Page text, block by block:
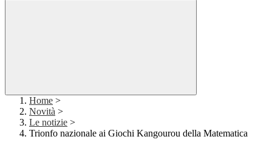
Home >
Novità >
Le notizie >
Trionfo nazionale ai Giochi Kangourou della Matematica